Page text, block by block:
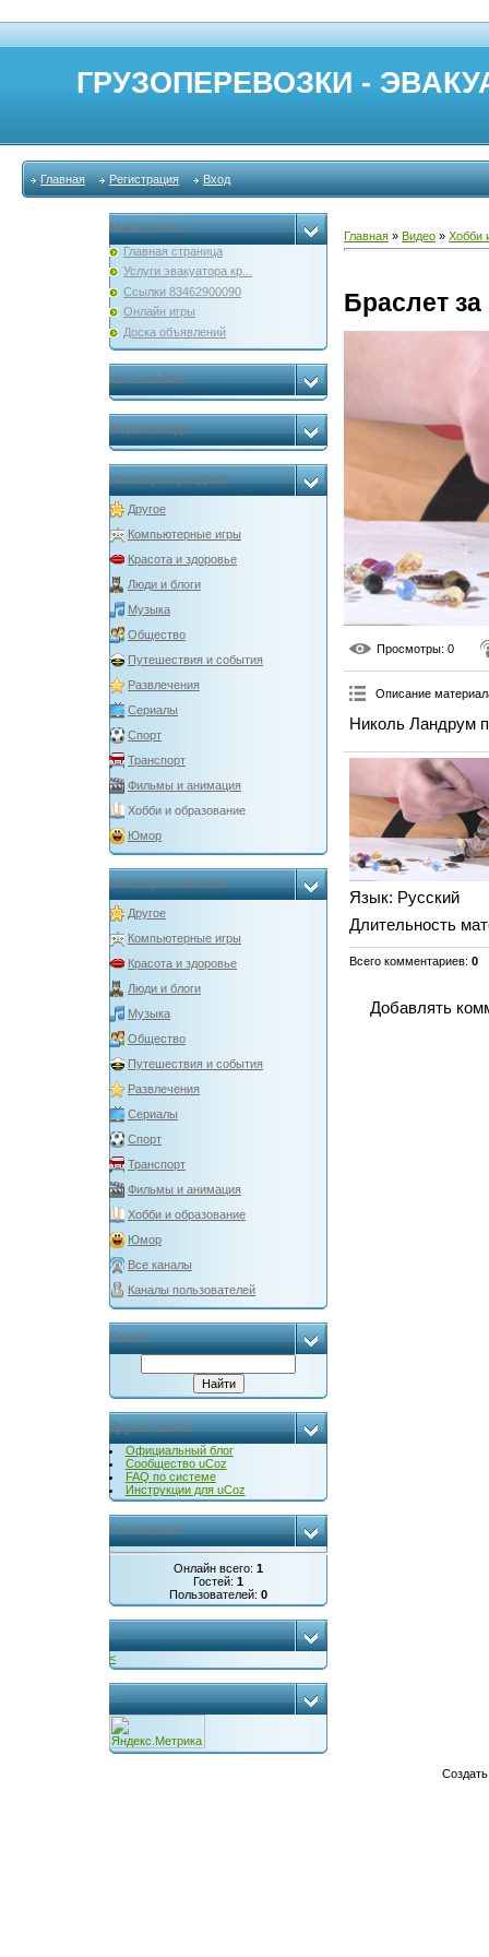
ГРУЗОПЕРЕВОЗКИ -
Главная Регистрация Вход
Меню сайта
Главная страница
Услуги эвакуатора кр...
Ссылки 83462900090
Онлайн игры
Доска объявлений
мы в скайпе
Форма входа
Категории раздела
Другое
Компьютерные игры
Красота и здоровье
Люди и блоги
Музыка
Общество
Путешествия и события
Развлечения
Сериалы
Спорт
Транспорт
Фильмы и анимация
Хобби и образование
Юмор
Категории каналов
Другое
Компьютерные игры
Красота и здоровье
Люди и блоги
Музыка
Общество
Путешествия и события
Развлечения
Сериалы
Спорт
Транспорт
Фильмы и анимация
Хобби и образование
Юмор
Все каналы
Каналы пользователей
Поиск
Друзья сайта
Официальный блог
Сообщество uCoz
FAQ по системе
Инструкции для uCoz
Статистика
Онлайн всего: 1
Гостей: 1
Пользователей: 0
...
<
...
Главная » Видео » Хобби
Браслет
Просмотры: 0
Описание
Николь Ландрум
Язык: Русский
Длительность
Всего комментариев: 0
Добавлять